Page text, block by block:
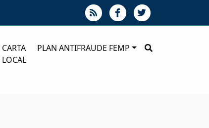
CARTA
LOCAL
PLAN ANTIFRAUDE FEMP